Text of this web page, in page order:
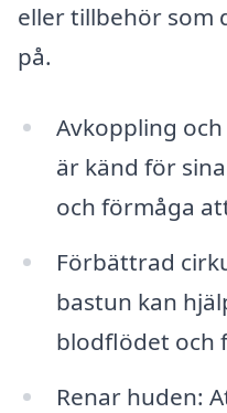
eller tillbehör som
på.
Avkoppling
är känd för
och förmåga
Förbättrad
bastun kan
blodflödet och
Renar huden: